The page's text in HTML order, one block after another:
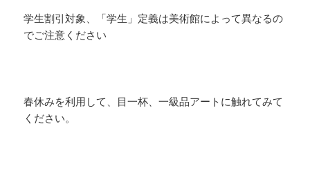
学生割引対象、「学生」定義は美術館によって異なるの
でご注意ください
春休みを利用して、目一杯、一級品アートに触れてみて
ください。